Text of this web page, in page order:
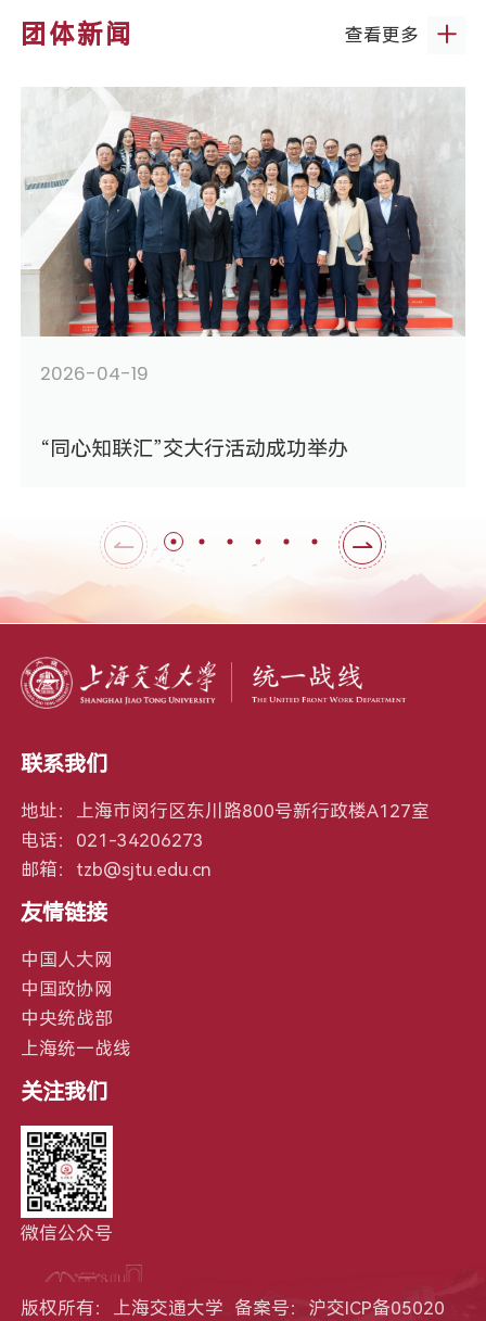
团体新闻 查看更多
2026-04-19
“同心知联汇”交大行活动成功举办
联系我们
地址：上海市闵行区东川路800号新行政楼A127室
电话：021-34206273
邮箱：tzb@sjtu.edu.cn
友情链接
中国人大网
中国政协网
中央统战部
上海统一战线
关注我们
微信公众号
版权所有：上海交通大学 备案号： 沪交ICP备05020